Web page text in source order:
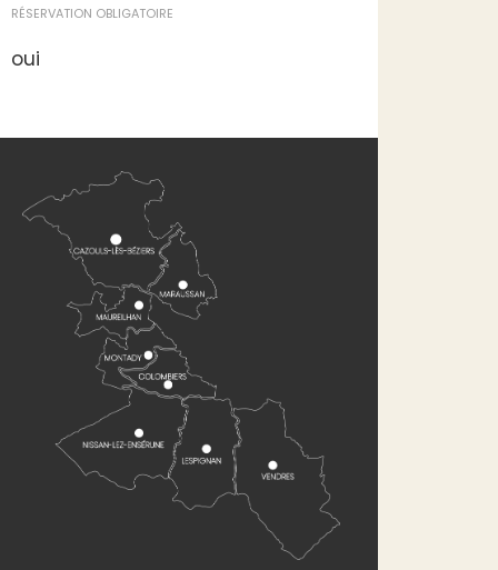
RÉSERVATION OBLIGATOIRE
oui